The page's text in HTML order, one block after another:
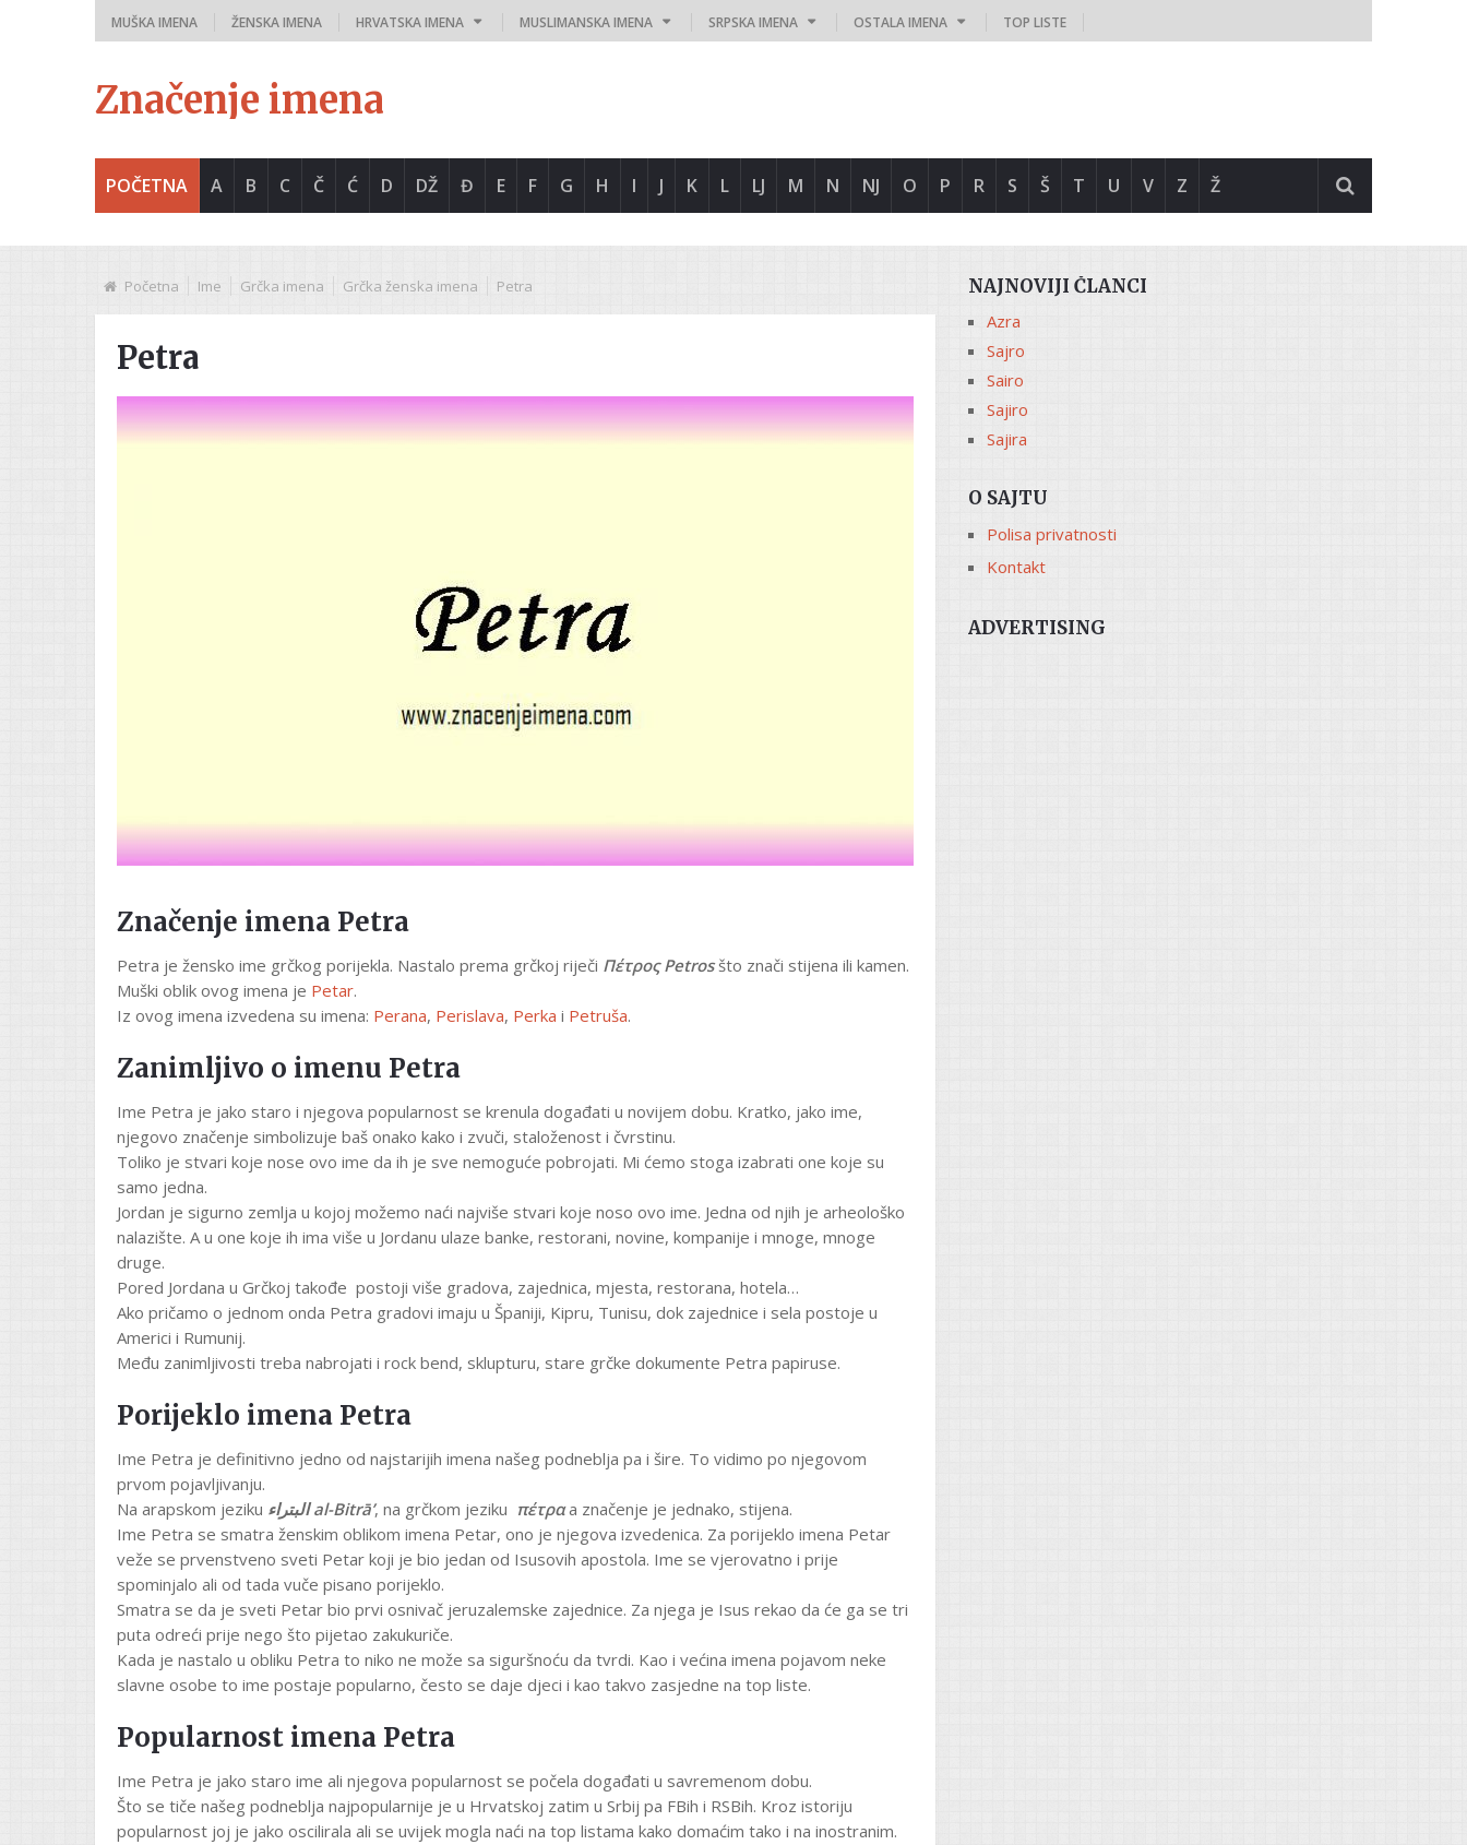
MUŠKA IMENA ŽENSKA IMENA HRVATSKA IMENA MUSLIMANSKA IMENA SRPSKA IMENA OSTALA IMENA TOP LISTE
Značenje imena
POČETNA A B C Č Ć D DŽ Đ E F G H I J K L LJ M N NJ O P R S Š T U V Z Ž
Početna Ime Grčka imena Grčka ženska imena Petra
Petra
Značenje imena Petra
Petra je žensko ime grčkog porijekla. Nastalo prema grčkoj riječi ΠέτροςPetrosšto znači stijena ili kamen.
Muški oblik ovog imena je Petar.
Iz ovog imena izvedena su imena: Perana, Perislava, Perka i Petruša.
Zanimljivo o imenu Petra
Ime Petra je jako staro i njegova popularnost se krenula događati u novijem dobu. Kratko, jako ime,
njegovo značenje simbolizuje baš onako kako i zvuči, staloženost i čvrstinu.
Toliko je stvari koje nose ovo ime da ih je sve nemoguće pobrojati. Mi ćemo stoga izabrati one koje su
samo jedna.
Jordan je sigurno zemlja u kojoj možemo naći najviše stvari koje noso ovo ime. Jedna od njih je arheološko
nalazište. A u one koje ih ima više u Jordanu ulaze banke, restorani, novine, kompanije i mnoge, mnoge
druge.
Pored Jordana u Grčkoj takođe postoji više gradova, zajednica, mjesta, restorana, hotela…
Ako pričamo o jednom onda Petra gradovi imaju u Španiji, Kipru, Tunisu, dok zajednice i sela postoje u
Americi i Rumunij.
Među zanimljivosti treba nabrojati i rock bend, sklupturu, stare grčke dokumente Petra papiruse.
Porijeklo imena Petra
Ime Petra je definitivno jedno od najstarijih imena našeg podneblja pa i šire. To vidimo po njegovom
prvom pojavljivanju.
Na arapskom jeziku
البتراء al-Bitrā’, na grčkom jeziku πέτραa značenje je jednako, stijena.
Ime Petra se smatra ženskim oblikom imena Petar, ono je njegova izvedenica. Za porijeklo imena Petar
veže se prvenstveno sveti Petar koji je bio jedan od Isusovih apostola. Ime se vjerovatno i prije
spominjalo ali od tada vuče pisano porijeklo.
Smatra se da je sveti Petar bio prvi osnivač jeruzalemske zajednice. Za njega je Isus rekao da će ga se tri
puta odreći prije nego što pijetao zakukuriče.
Kada je nastalo u obliku Petra to niko ne može sa siguršnoću da tvrdi. Kao i većina imena pojavom neke
slavne osobe to ime postaje popularno, često se daje djeci i kao takvo zasjedne na top liste.
Popularnost imena Petra
Ime Petra je jako staro ime ali njegova popularnost se počela događati u savremenom dobu.
Što se tiče našeg podneblja najpopularnije je u Hrvatskoj zatim u Srbij pa FBih i RSBih. Kroz istoriju
popularnost joj je jako oscilirala ali se uvijek mogla naći na top listama kako domaćim tako i na inostranim.
NAJNOVIJI ČLANCI
Azra
Sajro
Sairo
Sajiro
Sajira
O SAJTU
Polisa privatnosti
Kontakt
ADVERTISING